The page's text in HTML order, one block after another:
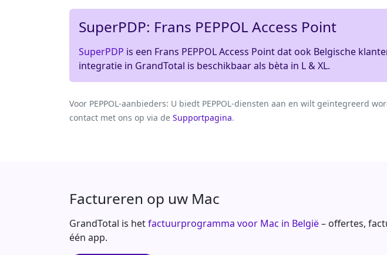
SuperPDP: Frans PEPPOL Access Point
SuperPDP is een Frans PEPPOL Access Point dat ook Belgische
integratie in GrandTotal is beschikbaar als bèta in L & XL.
Voor PEPPOL-aanbieders: U biedt PEPPOL-diensten aan en wilt geïntegreerd
contact met ons op via de Supportpagina.
Factureren op uw Mac
GrandTotal is hetfactuurprogramma voor Mac in België– offertes,
één app.